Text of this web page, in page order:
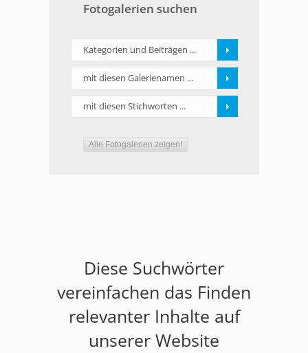
Fotogalerien suchen
Kategorien und Beiträgen ...
mit diesen Galerienamen ...
mit diesen Stichworten ...
Alle Fotogalerien zeigen!
Diese Suchwörter
vereinfachen das Finden
relevanter Inhalte auf
unserer Website